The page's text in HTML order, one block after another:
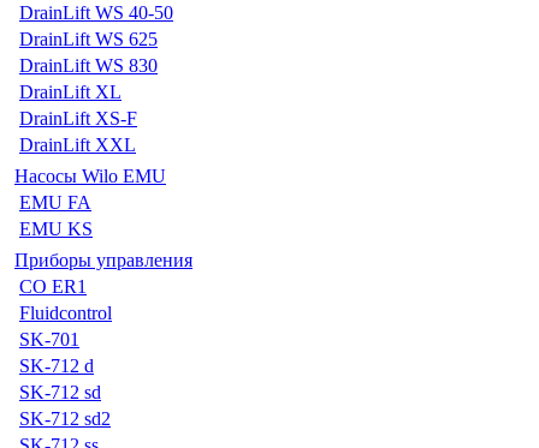
DrainLift WS 40-50
DrainLift WS 625
DrainLift WS 830
DrainLift XL
DrainLift XS-F
DrainLift XXL
Насосы Wilo EMU
EMU FA
EMU KS
Приборы управления
CO ER1
Fluidcontrol
SK-701
SK-712 d
SK-712 sd
SK-712 sd2